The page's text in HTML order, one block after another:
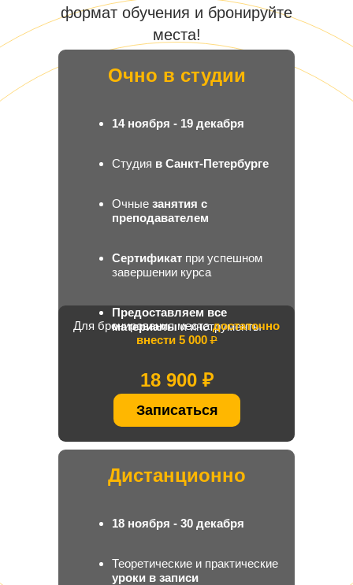
формат обучения и бронируйте
места!
Дистанционно
Очно в студии
14 ноября - 19 декабря
Студия в Санкт-Петербурге
Очные занятия с
преподавателем
Сертификат при успешном
завершении курса
Предоставляем все
материалыи инструменты
18 ноября - 30 декабря
Теоретические и практические
уроки в записи
Записаться
18 900 ₽
Для бронирования местадостаточно
внести 5 000₽